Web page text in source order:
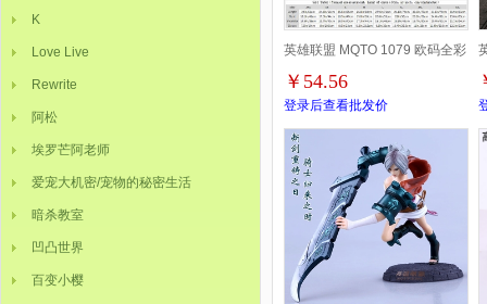
K
Love Live
Rewrite
阿松
埃罗芒阿老师
爱宠大机密/宠物的秘密生活
暗杀教室
凹凸世界
百变小樱
英雄联盟 MQTO 1079 欧码全彩
印花短袖T恤-2XS-4XL共9个码
￥54.56
登录后查看批发价